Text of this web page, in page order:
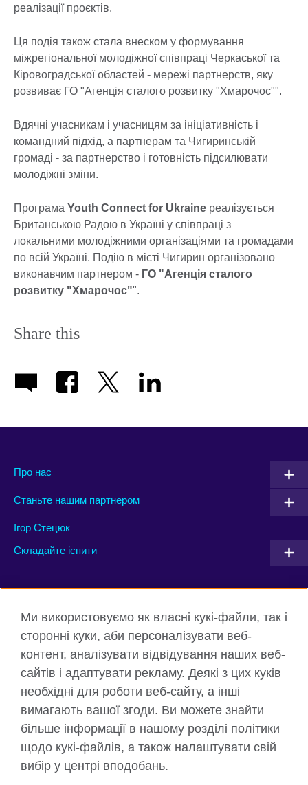
реалізації проєктів.
Ця подія також стала внеском у формування
міжрегіональної молодіжної співпраці Черкаської та
Кіровоградської областей - мережі партнерств, яку
розвиває ГО "Агенція сталого розвитку "Хмарочос"".
Вдячні учасникам і учасницям за ініціативність і
командний підхід, а партнерам та Чигиринській
громаді - за партнерство і готовність підсилювати
молодіжні зміни.
Програма Youth Connect for Ukraine реалізується
Британською Радою в Україні у співпраці з
локальними молодіжними організаціями та громадами
по всій Україні. Подію в місті Чигирин організовано
виконавчим партнером - ГО "Агенція сталого
розвитку "Хмарочос"".
Share this
Про нас
Станьте нашим партнером
Ігор Стецюк
Складайте іспити
Connect with us
Facebook Twitter
Instagram Flickr
TikTok YouTube
Всесвітня Британська Рада
Приватність та умови користування
Ми використовуємо як власні кукі-файли, так і
сторонні куки, аби персоналізувати веб-
контент, аналізувати відвідування наших веб-
сайтів і адаптувати рекламу. Деякі з цих куків
необхідні для роботи веб-сайту, а інші
вимагають вашої згоди. Ви можете знайти
більше інформації в нашому розділі політики
щодо кукі-файлів, а також налаштувати свій
вибір у центрі вподобань.